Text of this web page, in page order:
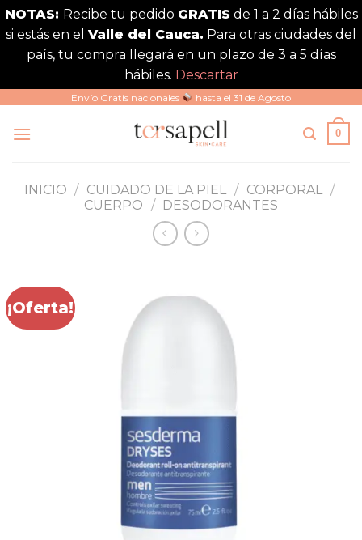
NOTAS: Recibe tu pedido GRATIS de 1 a 2 días hábiles
si estás en el Valle del Cauca. Para otras ciudades del
país, tu compra llegará en un plazo de 3 a 5 días
hábiles. Descartar
contenido
Envío Gratis nacionales hasta el 31 de Agosto
0
INICIO / CUIDADO DE LA PIEL / CORPORAL /
CUERPO / DESODORANTES
¡Oferta!